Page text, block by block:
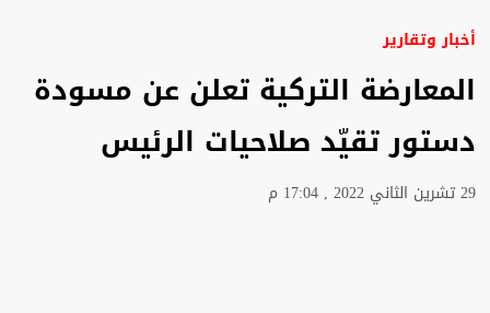
أخبار وتقارير
المعارضة التركية تعلن عن مسودة
دستور تقيّد صلاحيات الرئيس
29 تشرين الثاني 2022 , 17:04 م